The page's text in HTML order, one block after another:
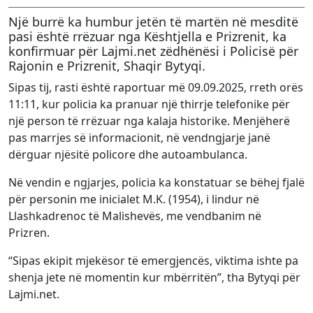
Një burrë ka humbur jetën të martën në mesditë
pasi është rrëzuar nga Kështjella e Prizrenit, ka
konfirmuar për Lajmi.net zëdhënësi i Policisë për
Rajonin e Prizrenit, Shaqir Bytyqi.
Sipas tij, rasti është raportuar më 09.09.2025, rreth orës
11:11, kur policia ka pranuar një thirrje telefonike për
një person të rrëzuar nga kalaja historike. Menjëherë
pas marrjes së informacionit, në vendngjarje janë
dërguar njësitë policore dhe autoambulanca.
Në vendin e ngjarjes, policia ka konstatuar se bëhej fjalë
për personin me inicialet M.K. (1954), i lindur në
Llashkadrenoc të Malishevës, me vendbanim në
Prizren.
“Sipas ekipit mjekësor të emergjencës, viktima ishte pa
shenja jete në momentin kur mbërritën”, tha Bytyqi për
Lajmi.net.